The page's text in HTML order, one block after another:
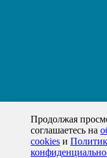
Продолжая
соглашаетесь на
cookies и